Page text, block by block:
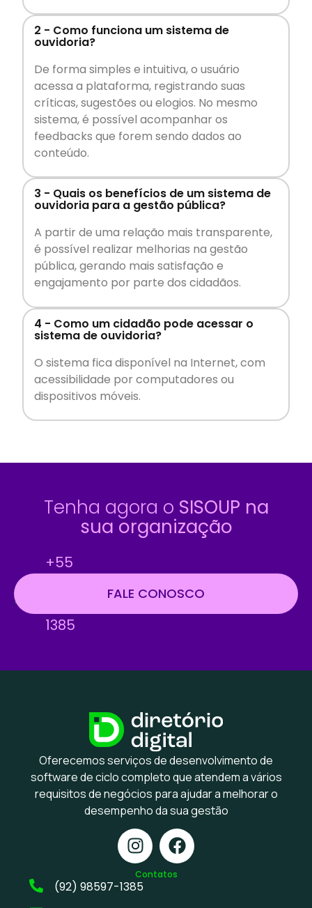
2 - Como funciona um sistema de
ouvidoria?
De forma simples e intuitiva, o usuário
acessa a plataforma, registrando suas
críticas, sugestões ou elogios. No mesmo
sistema, é possível acompanhar os
feedbacks que forem sendo dados ao
conteúdo.
3 - Quais os benefícios de um sistema de
ouvidoria para a gestão pública?
A partir de uma relação mais transparente,
é possível realizar melhorias na gestão
pública, gerando mais satisfação e
engajamento por parte dos cidadãos.
4 - Como um cidadão pode acessar o
sistema de ouvidoria?
O sistema fica disponível na Internet, com
acessibilidade por computadores ou
dispositivos móveis.
Tenha agora o SISOUP na
sua organização
+55
1385
FALE CONOSCO
Oferecemos serviços de desenvolvimento de
software de ciclo completo que atendem a vários
requisitos de negócios para ajudar a melhorar o
desempenho da sua gestão
Contatos
(92) 98597-1385